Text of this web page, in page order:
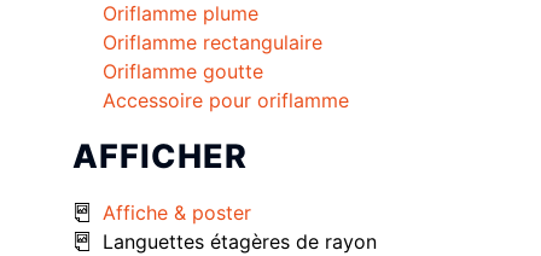
Oriflamme plume
Oriflamme rectangulaire
Oriflamme goutte
Accessoire pour oriflamme
AFFICHER
Affiche & poster
Languettes étagères de rayon